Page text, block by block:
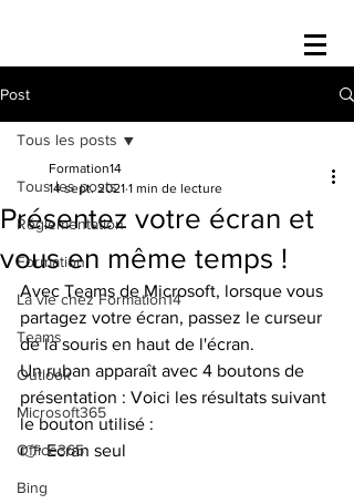
Post
Tous les posts
Réglementation
Formation
La vie chez Formation14
Teams
Outlook
Microsoft365
Office365
Bing
Tous les posts
Présentez votre écran et
vous en même temps !
Formation14
14 sept. 2021 1 min de lecture
Avec Teams de Microsoft, lorsque vous
partagez votre écran, passez le curseur
de la souris en haut de l'écran.
Un ruban apparaît avec 4 boutons de
présentation : Voici les résultats suivant
le bouton utilisé :
👉 Ecran seul